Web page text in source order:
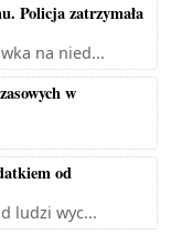
Policja zatrzymała
na nied...
w
od
ludzi wyc...